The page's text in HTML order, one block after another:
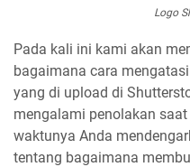
Logo
Pada kali ini kami akan
bagaimana cara
yang di upload di
mengalami penolakan
waktunya Anda
tentang bagaimana